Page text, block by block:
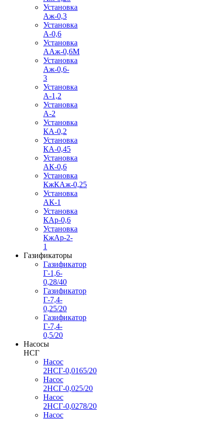
Установка
Аж-0,3
Установка
А-0,6
Установка
ААж-0,6М
Установка
Аж-0,6-
3
Установка
А-1,2
Установка
А-2
Установка
КА-0,2
Установка
КА-0,45
Установка
АК-0,6
Установка
КжКАж-0,25
Установка
АК-1
Установка
КАр-0,6
Установка
КжАр-2-
1
Газификаторы
Газификатор
Г-1,6-
0,28/40
Газификатор
Г-7,4-
0,25/20
Газификатор
Г-7,4-
0,5/20
Насосы
НСГ
Насос
2НСГ-0,0165/20
Насос
2НСГ-0,025/20
Насос
2НСГ-0,0278/20
Насос